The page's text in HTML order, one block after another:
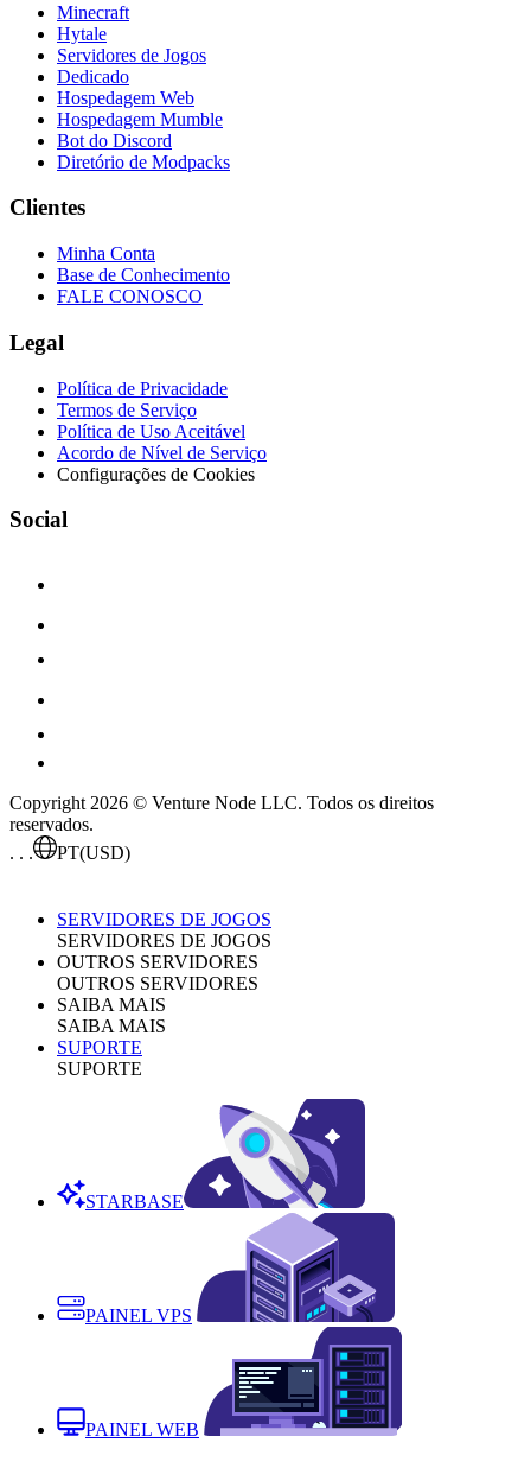
Minecraft
Hytale
Servidores de Jogos
Dedicado
Hospedagem Web
Hospedagem Mumble
Bot do Discord
Diretório de Modpacks
Clientes
Minha Conta
Base de Conhecimento
FALE CONOSCO
Legal
Política de Privacidade
Termos de Serviço
Política de Uso Aceitável
Acordo de Nível de Serviço
Configurações de Cookies
Social
Copyright 2026 © Venture Node LLC. Todos os direitos
reservados.
. . .
PT(USD)
SERVIDORES DE JOGOS
SERVIDORES DE JOGOS
OUTROS SERVIDORES
OUTROS SERVIDORES
SAIBA MAIS
SAIBA MAIS
SUPORTE
SUPORTE
STARBASE
PAINEL VPS
PAINEL WEB